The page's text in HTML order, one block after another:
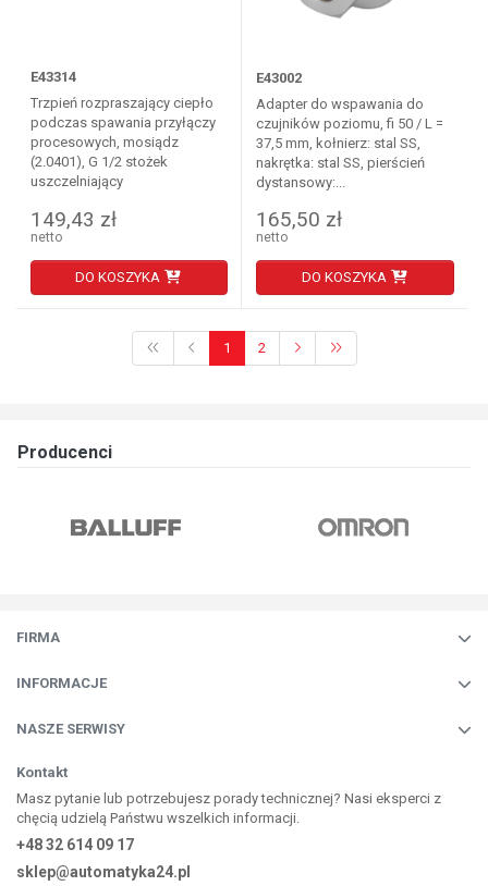
E43314
Trzpień rozpraszający ciepło
podczas spawania przyłączy
procesowych, mosiądz
(2.0401), G 1/2 stożek
uszczelniający
149,43 zł
netto
DO KOSZYKA
E43002
Adapter do wspawania do
czujników poziomu, fi 50 / L =
37,5 mm, kołnierz: stal SS,
nakrętka: stal SS, pierścień
dystansowy:...
165,50 zł
netto
DO KOSZYKA
1 2
Producenci
FIRMA
INFORMACJE
NASZE SERWISY
Kontakt
Masz pytanie lub potrzebujesz porady technicznej? Nasi eksperci z
chęcią udzielą Państwu wszelkich informacji.
+48 32 614 09 17
sklep@automatyka24.pl